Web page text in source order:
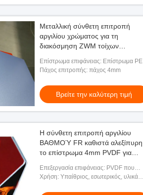
Μεταλλική σύνθετη επιτροπή
αργιλίου χρώματος για τη
διακόσμηση ZWM τοίχων
Επίστρωμα επιφάνειας: Επίστρωμα PE
Πάχος επιτροπής: πάχος 4mm
Βρείτε την καλύτερη τιμή
Η σύνθετη επιτροπή αργιλίου
ΒΑΘΜΟΎ FR καθιστά αλεξίπυρη
το επίστρωμα 4mm PVDF για
Επεξεργασία επιφάνειας: PVDF που
ντύνεται, βουρτσισμένος, PE που
Χρήση: Υπαίθριος, εσωτερικός, υλικά